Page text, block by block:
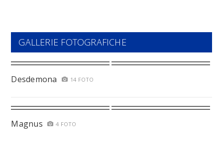
GALLERIE FOTOGRAFICHE
Desdemona 14 FOTO
Magnus 4 FOTO